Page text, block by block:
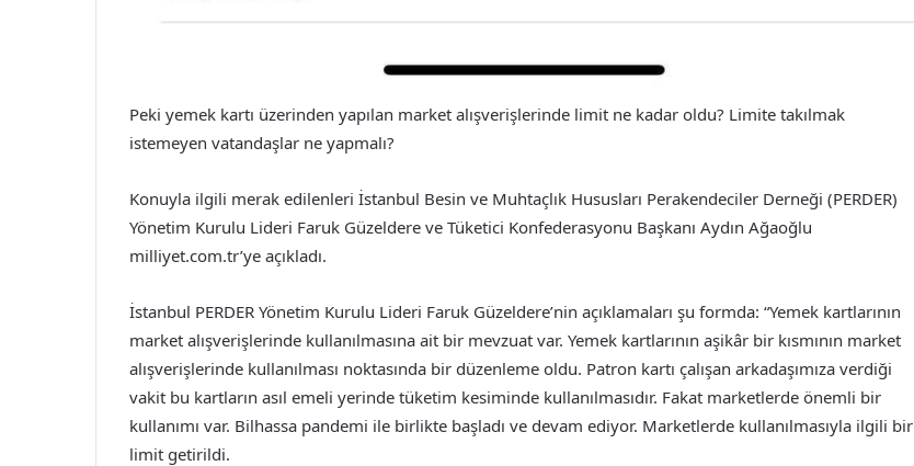
Peki yemek kartı üzerinden yapılan market alışverişlerinde limit ne kadar oldu? Limite takılmak
istemeyen vatandaşlar ne yapmalı?
Konuyla ilgili merak edilenleri İstanbul Besin ve Muhtaçlık Hususları Perakendeciler Derneği (PERDER)
Yönetim Kurulu Lideri Faruk Güzeldere ve Tüketici Konfederasyonu Başkanı Aydın Ağaoğlu
milliyet.com.tr’ye açıkladı.
İstanbul PERDER Yönetim Kurulu Lideri Faruk Güzeldere’nin açıklamaları şu formda: “Yemek kartlarının
market alışverişlerinde kullanılmasına ait bir mevzuat var. Yemek kartlarının aşikâr bir kısmının market
alışverişlerinde kullanılması noktasında bir düzenleme oldu. Patron kartı çalışan arkadaşımıza verdiği
vakit bu kartların asıl emeli yerinde tüketim kesiminde kullanılmasıdır. Fakat marketlerde önemli bir
kullanımı var. Bilhassa pandemi ile birlikte başladı ve devam ediyor. Marketlerde kullanılmasıyla ilgili bir
limit getirildi.